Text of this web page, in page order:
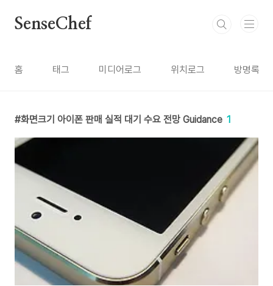
SenseChef
홈 태그 미디어로그 위치로그 방명록
화면크기 아이폰 판매 실적 대기 수요 전망 Guidance 1